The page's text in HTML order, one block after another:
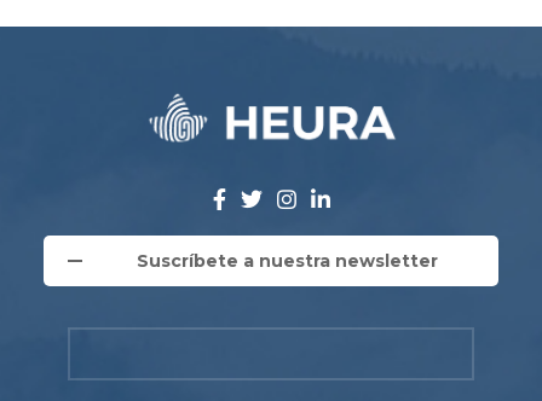
Suscríbete a nuestra newsletter